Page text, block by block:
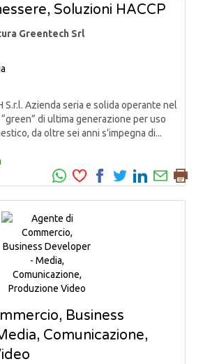
Soluzioni HACCP
Greentech Srl
S.r.l. Azienda seria e solida operante nel
di ultima generazione per uso
da oltre sei anni s’impegna di...
Business
Comunicazione,